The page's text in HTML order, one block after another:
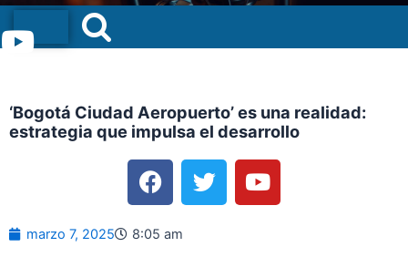
Menu
‘Bogotá Ciudad Aeropuerto’ es una realidad:
estrategia que impulsa el desarrollo
F
a
c
e
T
w
i
Y
o
u
marzo 7, 2025 8:05 am